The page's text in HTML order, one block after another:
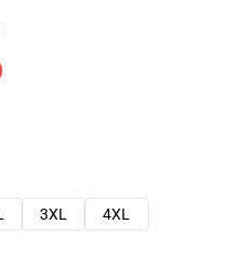
3XL
4XL